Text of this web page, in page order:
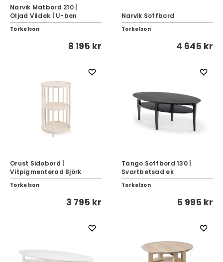
Narvik Matbord 210 |
Oljad Vildek | U-ben
Torkelson
8 195 kr
Narvik Soffbord
Torkelson
4 645 kr
Orust Sidobord |
Vitpigmenterad Björk
Torkelson
3 795 kr
Tango Soffbord 130 |
Svartbetsad ek
Torkelson
5 995 kr